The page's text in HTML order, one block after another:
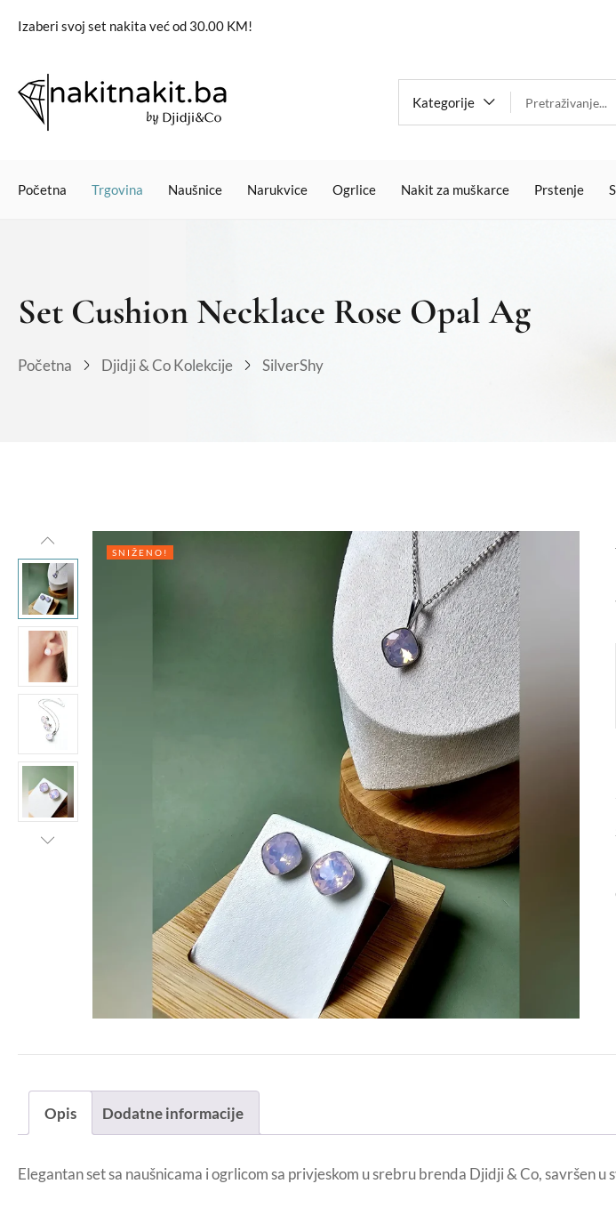
Izaberi svoj set nakita već od 30.00 KM!
Kategorije
Početna Trgovina Naušnice Narukvice Ogrlice Nakit za muškarce Prstenje
Set Cushion Necklace Rose Opal Ag
Početna Djidji & Co Kolekcije SilverShy
SNIŽENO!
Opis Dodatne informacije
Elegantan set sa naušnicama i ogrlicom sa privjeskom u srebru brenda Djidji & Co, savršen u